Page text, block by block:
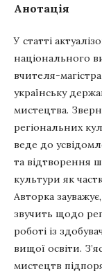
Анотація
У статті
національного
вчителя-
українську
мистецтва.
регіональних
веде до
та відтворення
культури як
Авторка
звучить щодо
роботі із
вищої освіти.
мистецтв